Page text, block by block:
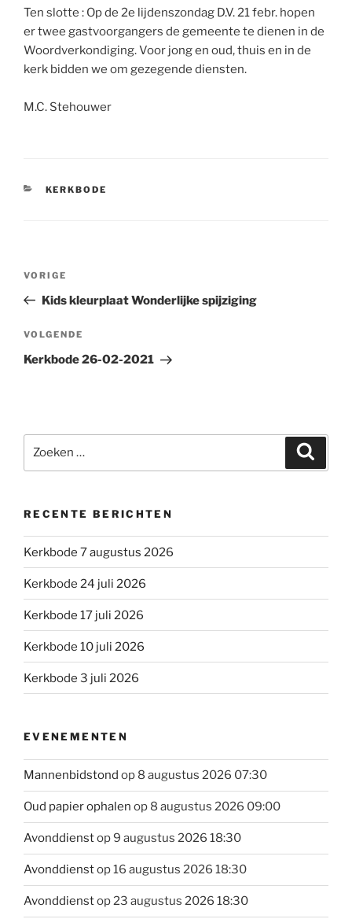
Ten slotte : Op de 2e lijdenszondag D.V. 21 febr. hopen
er twee gastvoorgangers de gemeente te dienen in de
Woordverkondiging. Voor jong en oud, thuis en in de
kerk bidden we om gezegende diensten.
M.C. Stehouwer
CATEGORIEËN
KERKBODE
Vorig
bericht
VORIGE
Kids kleurplaat Wonderlijke spijziging
Volgend
bericht
VOLGENDE
Kerkbode 26-02-2021
naar:
RECENTE BERICHTEN
Kerkbode 7 augustus 2026
Kerkbode 24 juli 2026
Kerkbode 17 juli 2026
Kerkbode 10 juli 2026
Kerkbode 3 juli 2026
EVENEMENTEN
Mannenbidstond op 8 augustus 2026 07:30
Oud papier ophalen op 8 augustus 2026 09:00
Avonddienstop 9 augustus 2026 18:30
Avonddienstop 16 augustus 2026 18:30
Avonddienstop 23 augustus 2026 18:30